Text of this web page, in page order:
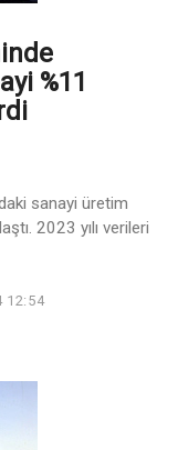
%11
sanayi üretim
2023 yılı verileri
12:54